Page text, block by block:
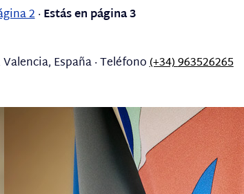
2· Estás en página 3
España · Teléfono(+34)963526265